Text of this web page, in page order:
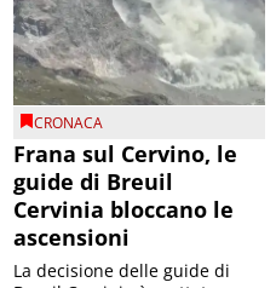
CRONACA
Frana sul Cervino, le
guide di Breuil
Cervinia bloccano le
ascensioni
La decisione delle guide di